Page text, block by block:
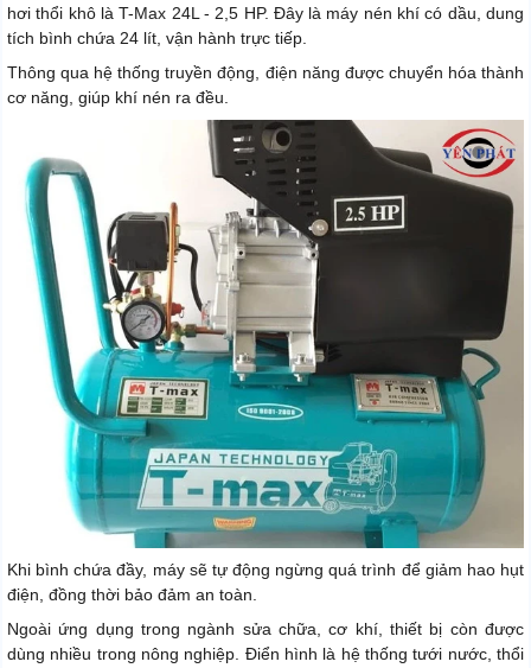
hơi thổi khô là T-Max 24L - 2,5 HP. Đây là máy nén khí có dầu, dung
tích bình chứa 24 lít, vận hành trực tiếp.
Thông qua hệ thống truyền động, điện năng được chuyển hóa thành
cơ năng, giúp khí nén ra đều.
Khi bình chứa đầy, máy sẽ tự động ngừng quá trình để giảm hao hụt
điện, đồng thời bảo đảm an toàn.
Ngoài ứng dụng trong ngành sửa chữa, cơ khí, thiết bị còn được
dùng nhiều trong nông nghiệp. Điển hình là hệ thống tưới nước, thổi